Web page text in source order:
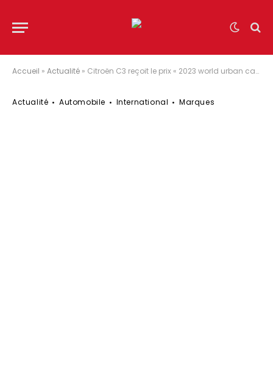
Accueil » Actualité » Citroën C3 reçoit le prix « 2023 world urban car »
Actualité Automobile International Marques